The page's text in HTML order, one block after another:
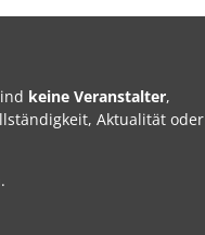
keine Veranstalter,
Aktualität oder